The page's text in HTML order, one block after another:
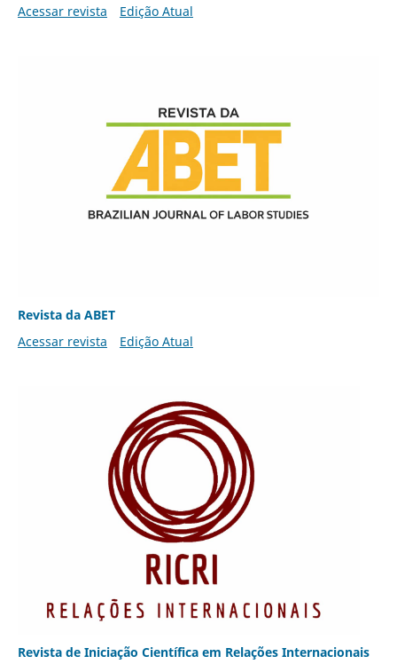
Acessar revista Edição Atual
Revista da ABET
Acessar revista
Edição Atual
Revista de Iniciação Científica em Relações Internacionais